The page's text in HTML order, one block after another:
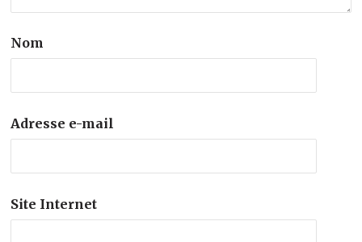
Nom
Adresse e-mail
Site Internet